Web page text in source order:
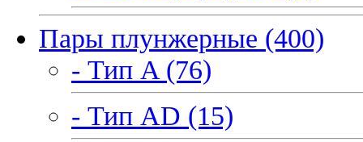
Пары плунжерные (400)
- Тип A (76)
- Тип AD (15)